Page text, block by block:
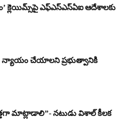
క్లెయిమ్స్‌పై ఎఫ్‌ఎస్‌ఎస్‌ఏఐ ఆదేశాలకు
న్యాయం చేయాలని ప్రభుత్వానికి
మాట్లాడాలి”- నటుడు విశాల్ కీలక